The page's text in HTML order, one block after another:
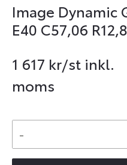
Image Dynamic
E40 C57,06 R12,8
1 617 kr/st inkl.
moms
-